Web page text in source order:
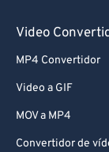
Video
MP4 Convertidor
Video a GIF
MOV a MP4
Convertidor de